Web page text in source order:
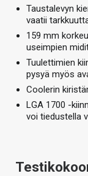
Taustalevyn
vaatii
159 mm
useimpien
Tuulettimien
pysyä myös
Coolerin
LGA 1700 -
voi tiedustella